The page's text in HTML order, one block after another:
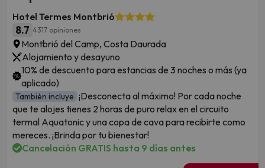
Hotel Termes Montbrió
8.7 4317 opiniones
Montbrió del Camp, Costa Daurada
Alojamiento y desayuno
10% de descuento para estancias de 3 noches o más (ya
aplicado)
También incluye ¡Desconecta al máximo! Por cada noche
que te alojes tienes 2 horas de puro relax en el circuito
termal Aquatonic y una copa de cava para recibirte como
mereces. ¡Brinda por tu bienestar!
Cancelación GRATIS hasta 9 días antes